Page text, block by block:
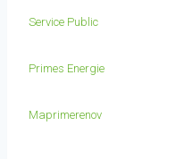
Service Public
Primes Energie
Maprimerenov